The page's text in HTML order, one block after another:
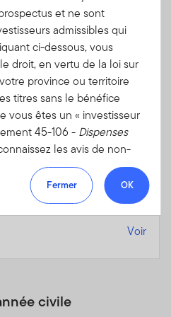
et ne sont
admissibles qui
ci-dessous, vous
droit, en vertu de la loi sur
province ou territoire
titres sans le bénéfice
vous êtes un « investisseur
45-106 - Dispenses
les avis de non-
en aucun cas être
de titres, de produits, de
dans les
Le site est uniquement
Fermer OK
22,28
Voir
Series O (%)
20,49
15,97
Voir
civile